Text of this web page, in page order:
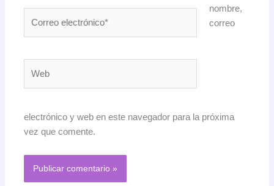
nombre,
correo
electrónico y web en este navegador para la próxima
vez que comente.